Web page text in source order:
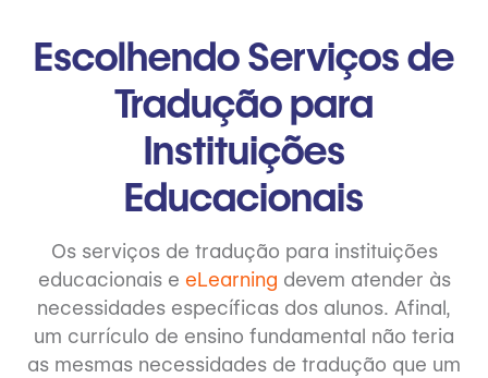
Escolhendo Serviços de
Tradução para
Instituições
Educacionais
Os serviços de tradução para instituições
educacionais e eLearning devem atender às
necessidades específicas dos alunos. Afinal,
um currículo de ensino fundamental não teria
as mesmas necessidades de tradução que um